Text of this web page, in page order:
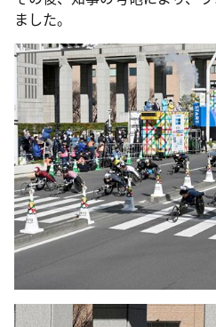
ました。